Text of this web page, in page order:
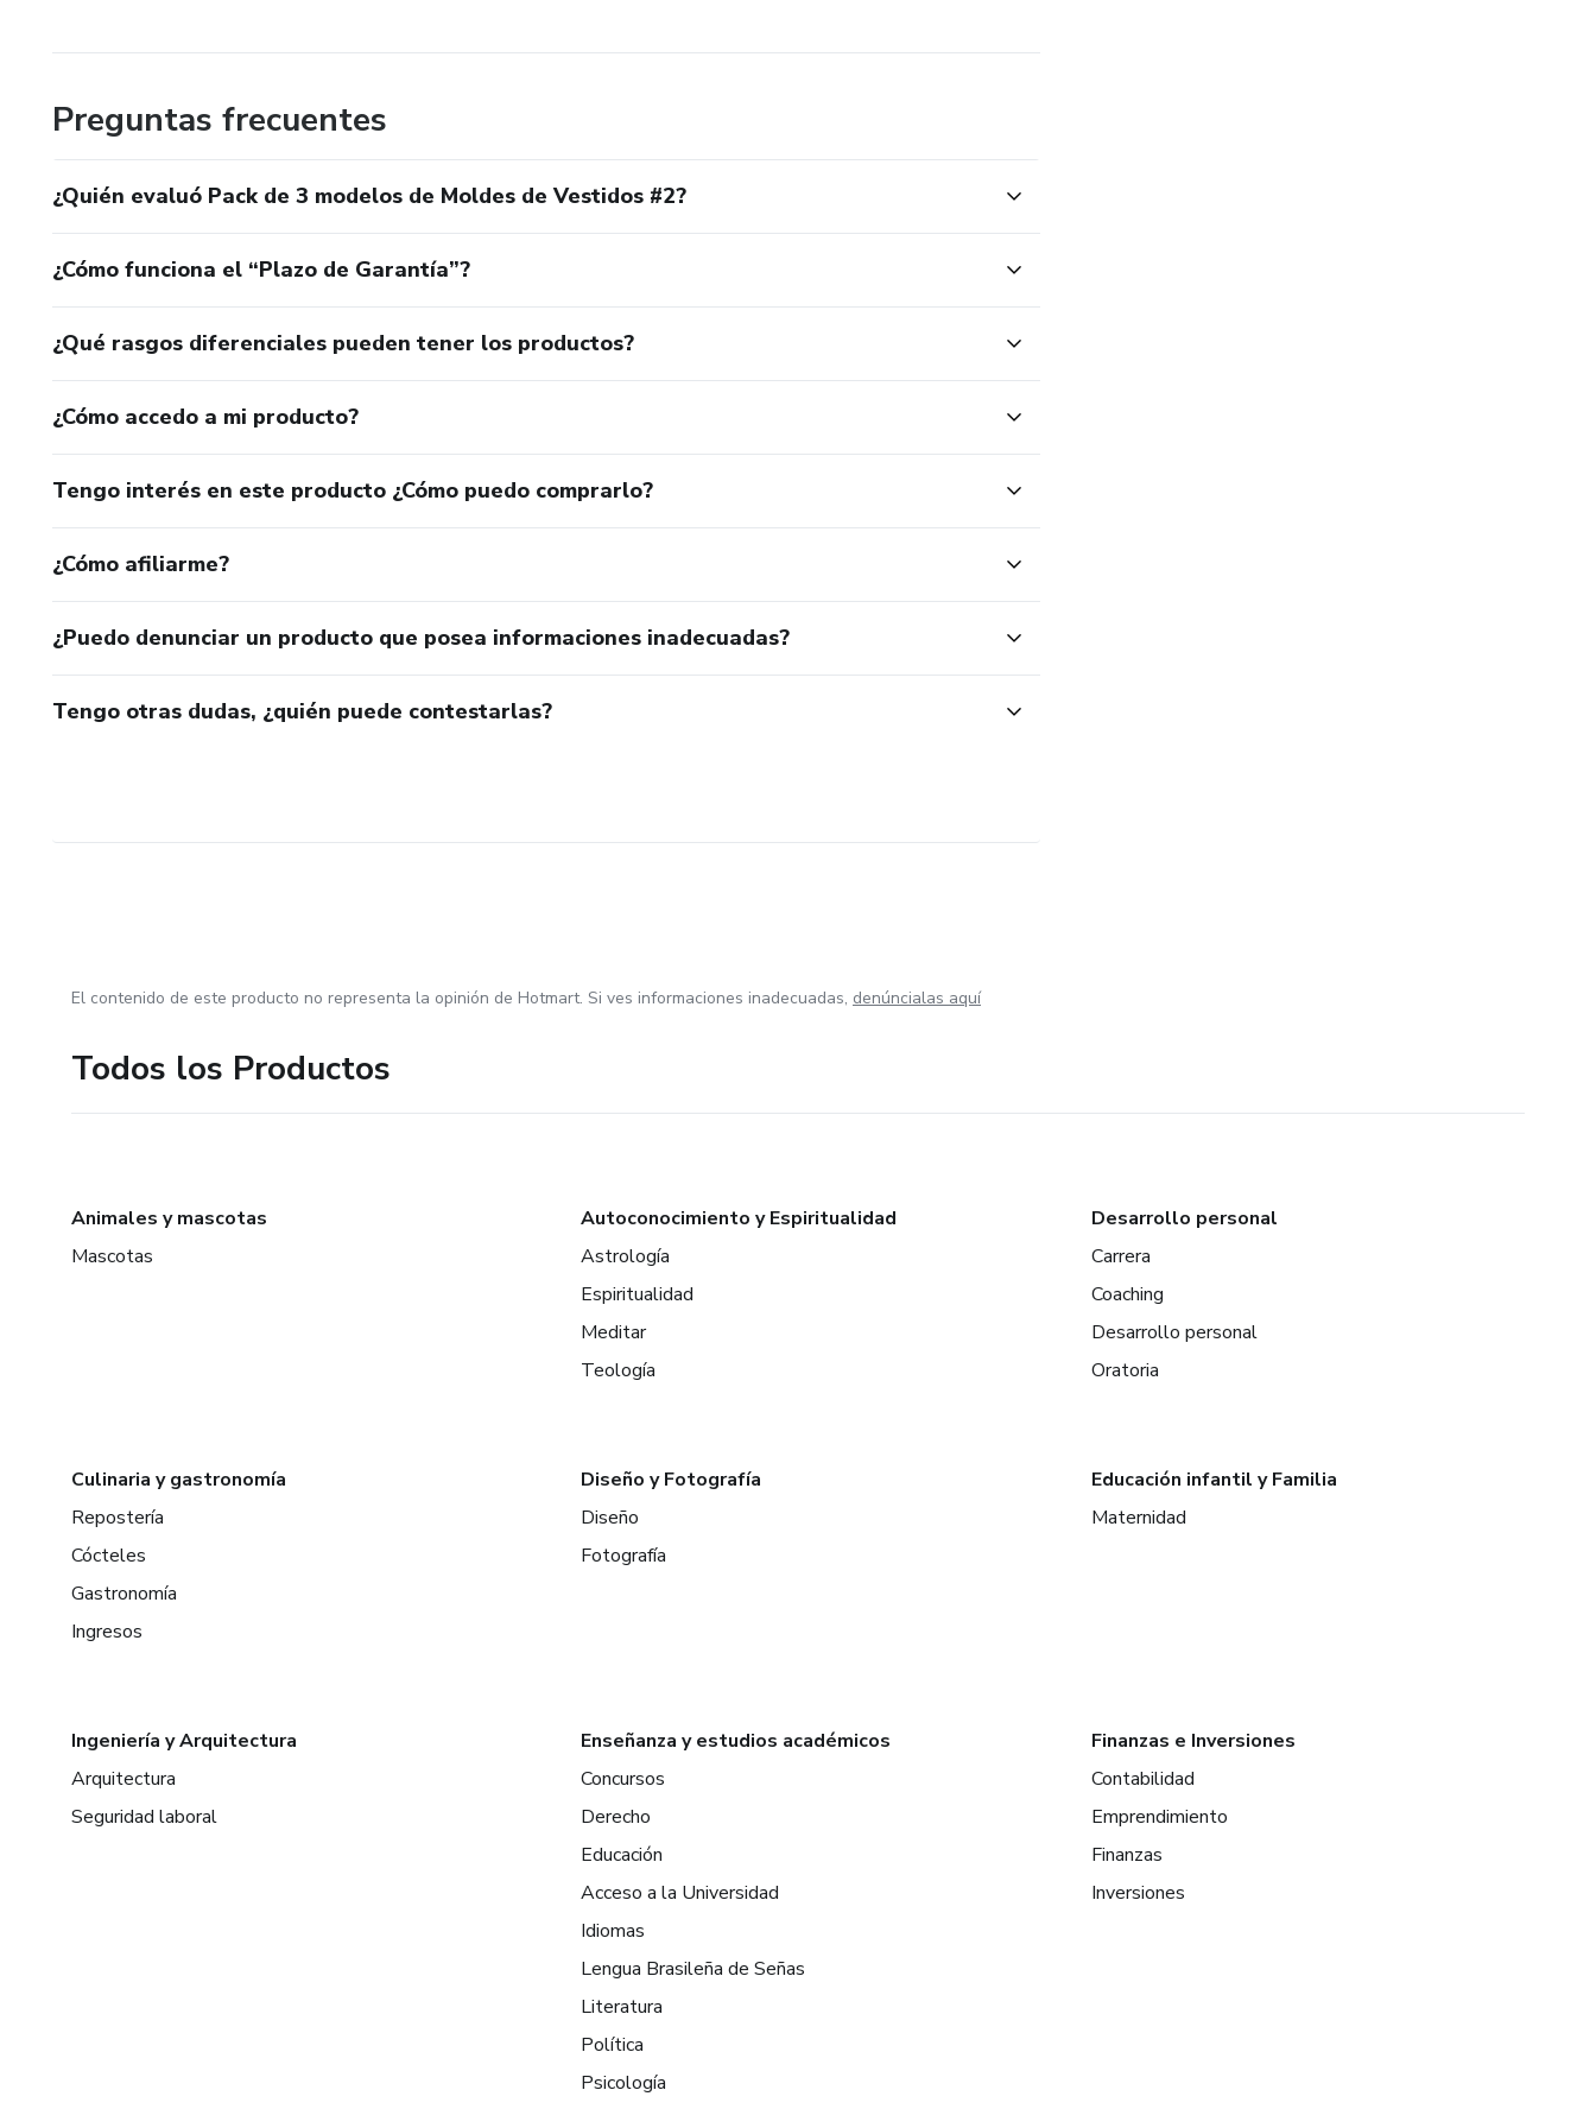
Preguntas frecuentes
¿Quién evaluó Pack de 3 modelos de Moldes de Vestidos #2?
¿Cómo funciona el “Plazo de Garantía”?
¿Qué rasgos diferenciales pueden tener los productos?
¿Cómo accedo a mi producto?
Tengo interés en este producto ¿Cómo puedo comprarlo?
¿Cómo afiliarme?
¿Puedo denunciar un producto que posea informaciones inadecuadas?
Tengo otras dudas, ¿quién puede contestarlas?
El contenido de este producto no representa la opinión de Hotmart. Si ves informaciones inadecuadas, denúncialas aquí
Todos los Productos
Animales y mascotas
Mascotas
Autoconocimiento y Espiritualidad
Astrología
Espiritualidad
Meditar
Teología
Desarrollo personal
Carrera
Coaching
Desarrollo personal
Oratoria
Culinaria y gastronomía
Repostería
Cócteles
Gastronomía
Ingresos
Diseño y Fotografía
Diseño
Fotografía
Educación infantil y Familia
Maternidad
Ingeniería y Arquitectura
Arquitectura
Seguridad laboral
Enseñanza y estudios académicos
Concursos
Derecho
Educación
Acceso a la Universidad
Idiomas
Lengua Brasileña de Señas
Literatura
Política
Psicología
Finanzas e Inversiones
Contabilidad
Emprendimiento
Finanzas
Inversiones